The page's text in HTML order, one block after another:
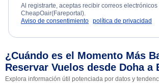
Al registrarte, aceptas recibir correos
CheapOair(Fareportal).
Aviso de consentimiento política de privacidad
¿Cuándo es el Momento Más
Reservar Vuelos desde Doha a
Explora información útil potenciada por datos y